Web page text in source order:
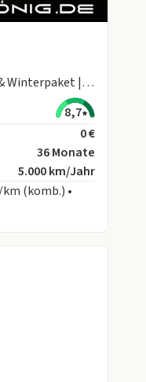
Winterpaket |
8,7
0 €
36 Monate
5.000 km/Jahr
km (komb.) •